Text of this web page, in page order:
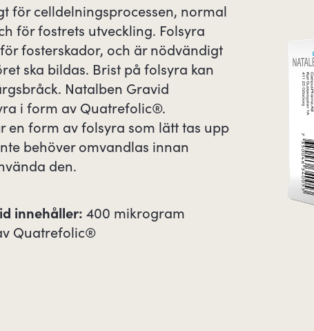
för celldelningsprocessen, normal
för fostrets utveckling. Folsyra
fosterskador, och är nödvändigt
ska bildas. Brist på folsyra kan
Natalben Gravid
i form av Quatrefolic®.
en form av folsyra som lätt tas upp
behöver omvandlas innan
den.
innehåller: 400 mikrogram
Quatrefolic®